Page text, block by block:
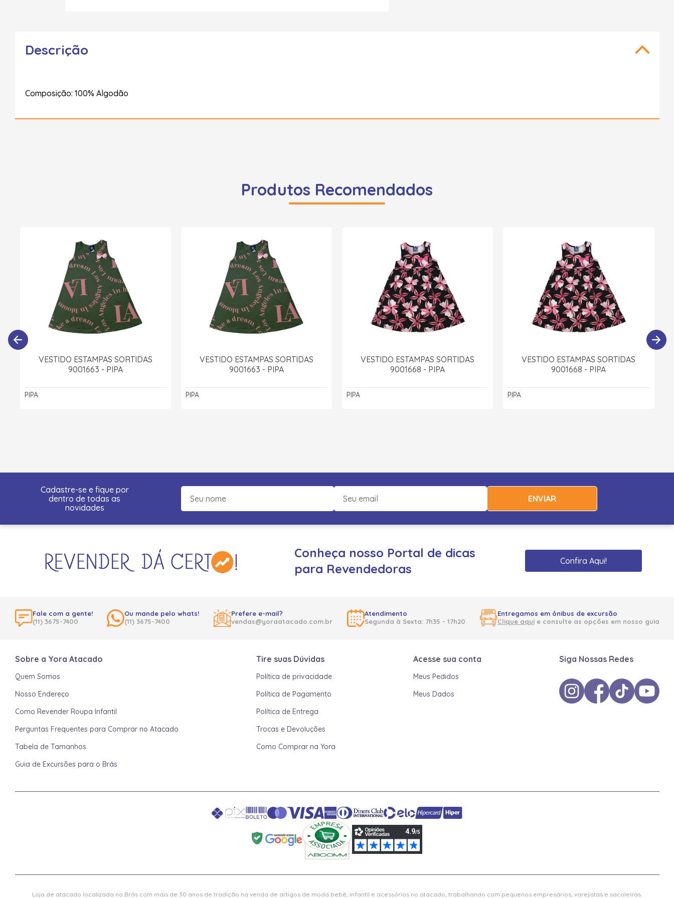
Descrição
Composição: 100% Algodão
Produtos Recomendados
VESTIDO ESTAMPAS SORTIDAS
9001663 - PIPA
PIPA
VESTIDO ESTAMPAS SORTIDAS
9001663 - PIPA
PIPA
VESTIDO ESTAMPAS SORTIDAS
9001668 - PIPA
PIPA
VESTIDO ESTAMPAS SORTIDAS
9001668 - PIPA
PIPA
Cadastre-se e fique por
dentro de todas as
novidades
ENVIAR
Conheça nosso Portal de dicas
para Revendedoras
Confira Aqui!
Fale com a gente!
(11) 3675-7400
Ou mande pelo whats!
(11) 3675-7400
Prefere e-mail?
vendas@yoraatacado.com.br
Atendimento
Segunda à Sexta: 7h35 - 17h20
Entregamos em ônibus de excursão
Clique aquie consulte as opções em nosso guia
Sobre a Yora Atacado
Quem Somos
Nosso Endereço
Como Revender Roupa Infantil
Perguntas Frequentes para Comprar no Atacado
Tabela de Tamanhos
Guia de Excursões para o Brás
Tire suas Dúvidas
Política de privacidade
Política de Pagamento
Política de Entrega
Trocas e Devoluções
Como Comprar na Yora
Acesse sua conta
Meus Pedidos
Meus Dados
Siga Nossas Redes
Loja de atacado localizada no Brás com mais de 30 anos de tradição na venda de artigos de moda bebê, infantil e acessórios no atacado, trabalhando com pequenos empresários, varejistas e sacoleiras.